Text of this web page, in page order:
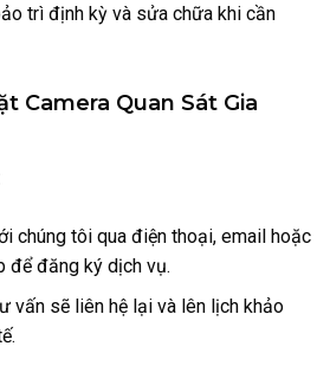
trì định kỳ và sửa chữa khi cần
Camera Quan Sát Gia
chúng tôi qua điện thoại, email hoặc
để đăng ký dịch vụ.
vấn sẽ liên hệ lại và lên lịch khảo